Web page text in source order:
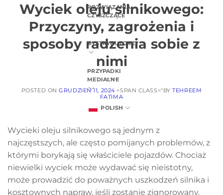
ROZWIĄZANIA
CZYSZCZĄCE
DYSTRYBUTORZY
PRZYPADKI
MEDIALNE
POLISH
Wyciek oleju silnikowego:
Przyczyny, zagrożenia i
sposoby radzenia sobie z
nimi
POSTED ONGRUDZIEŃ 11, 2024 <SPAN CLASS="BYTEHREEM
FATIMA
Wycieki oleju silnikowego są jednym z
najczęstszych, ale często pomijanych problemów, z
którymi borykają się właściciele pojazdów. Chociaż
niewielki wyciek może wydawać się nieistotny,
może prowadzić do poważnych uszkodzeń silnika i
kosztownych napraw, jeśli zostanie zignorowany.